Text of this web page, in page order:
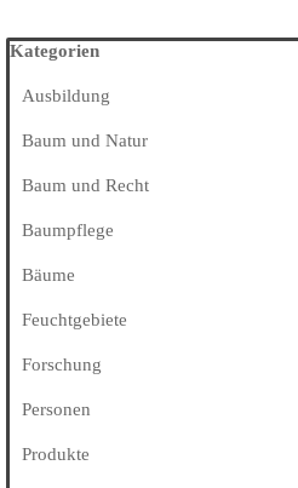
Block überspringen Kategorien
Kategorien
Ausbildung
Baum und Natur
Baum und Recht
Baumpflege
Bäume
Feuchtgebiete
Forschung
Personen
Produkte